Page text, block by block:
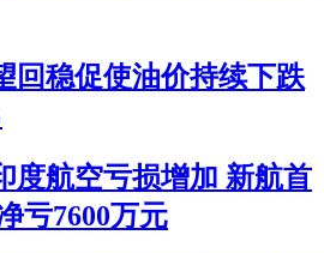
回稳促使油价持续下跌
度航空亏损增加 新航首
亏7600万元